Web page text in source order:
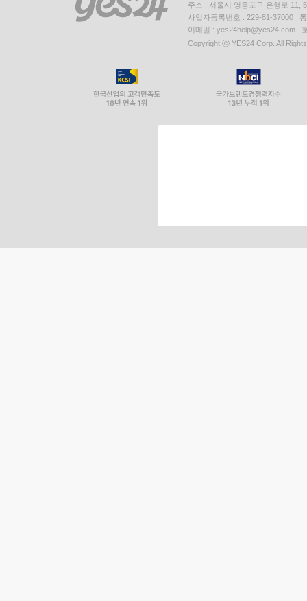
주소 : 서울시 영등포구 은행로 11,
사업자등록번호 : 229-81-37000
이메일 : yes24help@yes24.com
Copyright ⓒ YES24 Corp. All